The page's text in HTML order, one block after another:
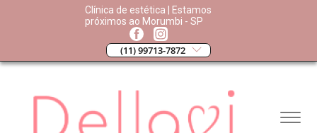
Clínica de estética | Estamos
próximos ao Morumbi - SP
(11) 99713-7872